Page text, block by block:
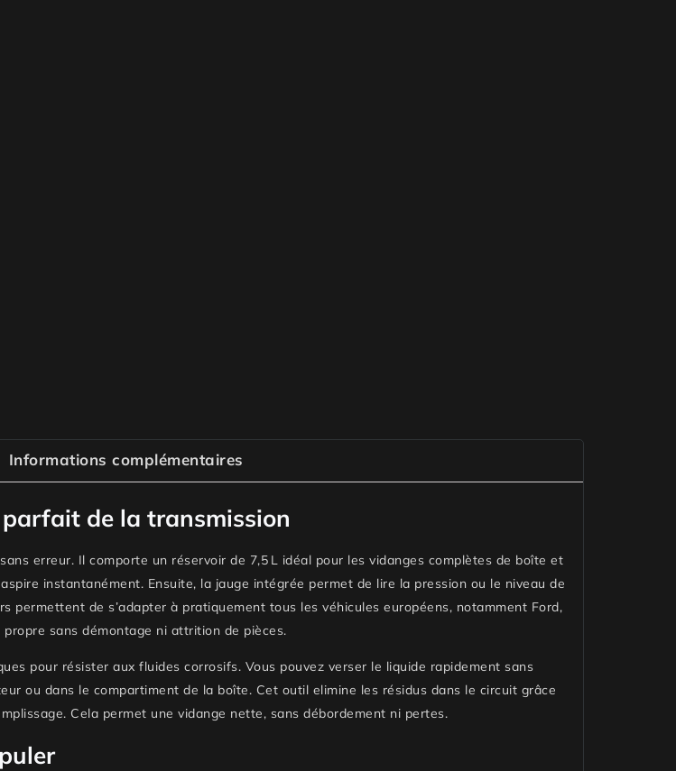
Informations complémentaires
de la transmission
erreur. Il comporte un réservoir de 7,5 L idéal pour les vidanges complètes de boîte et
instantanément. Ensuite, la jauge intégrée permet de lire la pression ou le niveau de
permettent de s’adapter à pratiquement tous les véhicules européens, notamment Ford,
sans démontage ni attrition de pièces.
pour résister aux fluides corrosifs. Vous pouvez verser le liquide rapidement sans
ou dans le compartiment de la boîte. Cet outil elimine les résidus dans le circuit grâce
Cela permet une vidange nette, sans débordement ni pertes.